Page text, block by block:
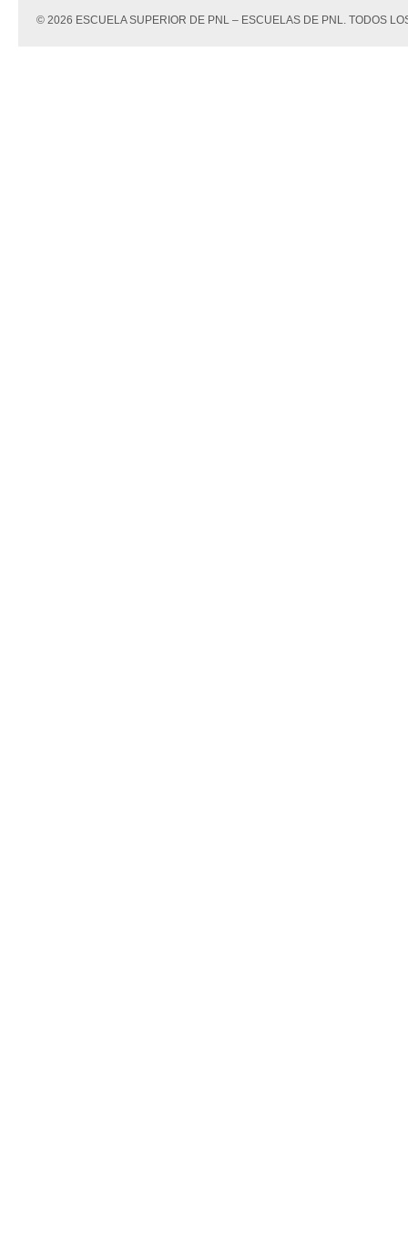
© 2026 ESCUELA SUPERIOR DE PNL – ESCUELAS DE PNL. TODOS